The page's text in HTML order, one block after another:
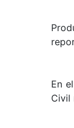
En
Civil